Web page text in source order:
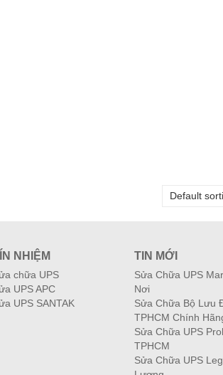
NHIỆM
chữa UPS
UPS APC
UPS SANTAK
TIN MỚI
Sửa Chữa UPS
Nơi
Sửa Chữa Bộ Lưu
TPHCM Chính
Sửa Chữa UPS
TPHCM
Sửa Chữa UPS